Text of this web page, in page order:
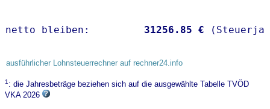
netto bleiben: 31256.85 €
ausführlicher Lohnsteuerrechner auf rechner24.info
1: die Jahresbeträge beziehen sich auf die ausgewählte Tabelle TVÖD
VKA 2026